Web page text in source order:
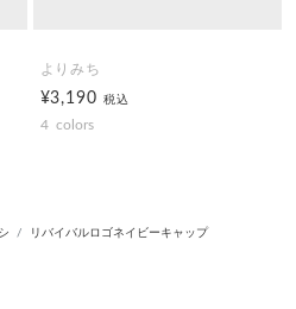
よりみち
¥3,190税込
4 colors
リバイバルロゴネイビーキャップ